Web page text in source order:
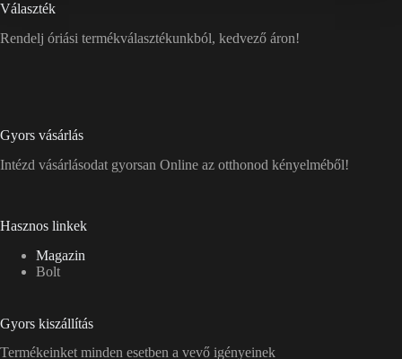
Választék
Rendelj óriási termékválasztékunkból, kedvező áron!
Gyors vásárlás
Intézd vásárlásodat gyorsan Online az otthonod kényelméből!
Hasznos linkek
Magazin
Bolt
Gyors kiszállítás
Termékeinket minden esetben a vevő igényeinek